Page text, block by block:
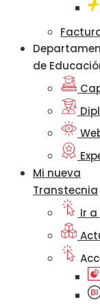
de
Mi nueva
Transtecnia
Ir